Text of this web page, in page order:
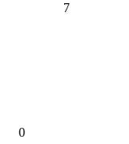
7
0